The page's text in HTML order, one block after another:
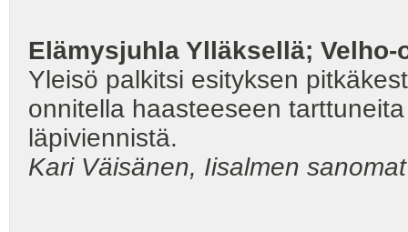
Elämysjuhla Ylläksellä;
Yleisö palkitsi esityksen
onnitella haasteeseen
läpiviennistä.
Kari Väisänen, Iisalmen